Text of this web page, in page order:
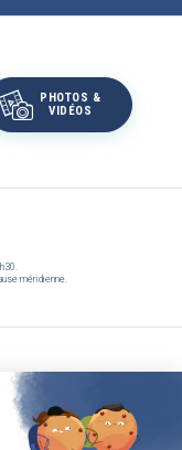
PHOTOS &
VIDÉOS
méridienne.